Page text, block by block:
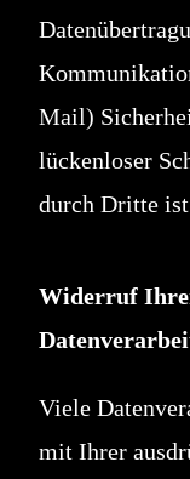
Mail)
lückenloser
durch Dritte
Widerruf
Viele
mit Ihrer